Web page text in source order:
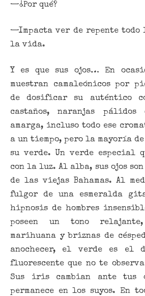
—¿Por qué?
—Impacta ver de repente todo
la vida.
Y es que sus ojos… En
muestran camaleónicos por
de dosificar su auténtico
castaños, naranjas pálidos
amarga, incluso todo ese
a un tiempo, pero la mayoría
su verde. Un verde especial
con la luz. Al alba, sus ojos
de las viejas Bahamas. Al
fulgor de una esmeralda
hipnosis de hombres
poseen un tono
marihuana y briznas de
anochecer, el verde es el
fluorescente que no te
Sus iris cambian ante tus
permanece en los suyos. En